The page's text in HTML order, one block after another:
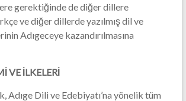
gerektiğinde de diğer dillere
ve diğer dillerde yazılmış dil ve
Adıgeceye kazandırılmasına
VE İLKELERİ
Adıge Dili ve Edebiyatı’na yönelik tüm